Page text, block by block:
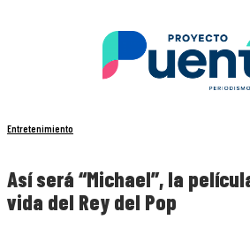
Entretenimiento
Así será “Michael”, la
vida del Rey del Pop